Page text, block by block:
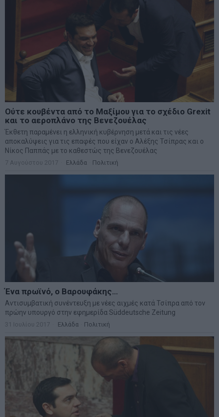
Ούτε κουβέντα από το Μαξίμου για το σχέδιο Grexit
και το αεροπλάνο της Βενεζουέλας
Έκθετη παραμένει η ελληνική κυβέρνηση μετά και τις νέες
αποκαλύψεις για τις επαφές που είχαν ο Αλέξης Τσίπρας και ο
Νίκος Παππάς με το καθεστώς της Βενεζουέλας
7 Αυγούστου 2017 Ελλάδα Πολιτική
Ένα πρωϊνό, ο Βαρουφάκης…
Αντισυμβατική συνέντευξη με νέες αιχμές κατά Τσίπρα από τον
πρώην υπουργό στην εφημερίδα Süddeutsche Zeitung
31 Ιουλίου 2017 Ελλάδα Πολιτική